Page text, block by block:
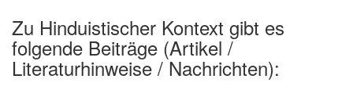
Zu Hinduistischer Kontext gibt es
folgende Beiträge (Artikel /
Literaturhinweise / Nachrichten):